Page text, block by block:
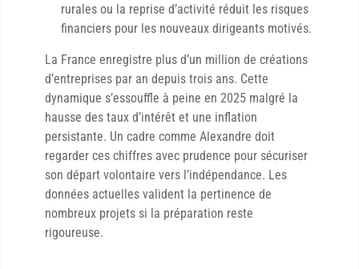
rurales ou la reprise d’activité réduit les risques
financiers pour les nouveaux dirigeants motivés.
La France enregistre plus d’un million de créations
d’entreprises par an depuis trois ans. Cette
dynamique s’essouffle à peine en 2025 malgré la
hausse des taux d’intérêt et une inflation
persistante. Un cadre comme Alexandre doit
regarder ces chiffres avec prudence pour sécuriser
son départ volontaire vers l’indépendance. Les
données actuelles valident la pertinence de
nombreux projets si la préparation reste
rigoureuse.